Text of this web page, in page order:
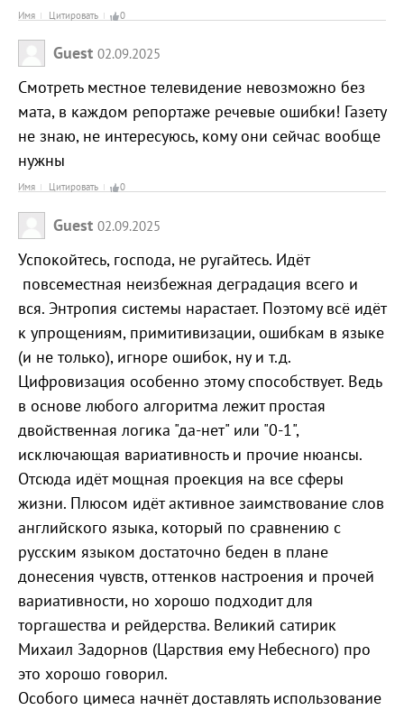
Имя Цитировать 0
Guest 02.09.2025
Смотреть местное телевидение невозможно без
мата, в каждом репортаже речевые ошибки! Газету
не знаю, не интересуюсь, кому они сейчас вообще
нужны
Имя Цитировать 0
Guest 02.09.2025
Успокойтесь, господа, не ругайтесь. Идёт
повсеместная неизбежная деградация всего и
вся. Энтропия системы нарастает. Поэтому всё идёт
к упрощениям, примитивизации, ошибкам в языке
(и не только), игноре ошибок, ну и т.д.
Цифровизация особенно этому способствует. Ведь
в основе любого алгоритма лежит простая
двойственная логика "да-нет" или "0-1",
исключающая вариативность и прочие нюансы.
Отсюда идёт мощная проекция на все сферы
жизни. Плюсом идёт активное заимствование слов
английского языка, который по сравнению с
русским языком достаточно беден в плане
донесения чувств, оттенков настроения и прочей
вариативности, но хорошо подходит для
торгашества и рейдерства. Великий сатирик
Михаил Задорнов (Царствия ему Небесного) про
это хорошо говорил.
Особого цимеса начнёт доставлять использование